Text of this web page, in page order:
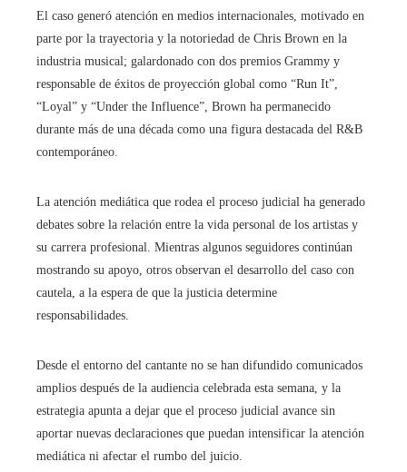
El caso generó atención en medios internacionales, motivado en
parte por la trayectoria y la notoriedad de Chris Brown en la
industria musical; galardonado con dos premios Grammy y
responsable de éxitos de proyección global como “Run It”,
“Loyal” y “Under the Influence”, Brown ha permanecido
durante más de una década como una figura destacada del R&B
contemporáneo.
La atención mediática que rodea el proceso judicial ha generado
debates sobre la relación entre la vida personal de los artistas y
su carrera profesional. Mientras algunos seguidores continúan
mostrando su apoyo, otros observan el desarrollo del caso con
cautela, a la espera de que la justicia determine
responsabilidades.
Desde el entorno del cantante no se han difundido comunicados
amplios después de la audiencia celebrada esta semana, y la
estrategia apunta a dejar que el proceso judicial avance sin
aportar nuevas declaraciones que puedan intensificar la atención
mediática ni afectar el rumbo del juicio.